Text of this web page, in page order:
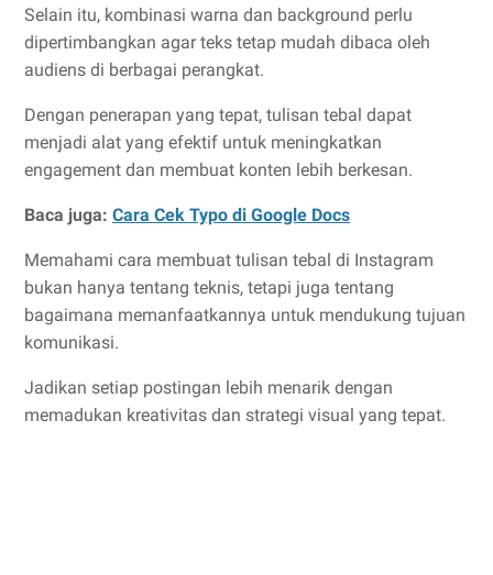
Selain itu, kombinasi warna dan background perlu
dipertimbangkan agar teks tetap mudah dibaca oleh
audiens di berbagai perangkat.
Dengan penerapan yang tepat, tulisan tebal dapat
menjadi alat yang efektif untuk meningkatkan
engagement dan membuat konten lebih berkesan.
Baca juga: Cara Cek Typo di Google Docs
Memahami cara membuat tulisan tebal di Instagram
bukan hanya tentang teknis, tetapi juga tentang
bagaimana memanfaatkannya untuk mendukung tujuan
komunikasi.
Jadikan setiap postingan lebih menarik dengan
memadukan kreativitas dan strategi visual yang tepat.